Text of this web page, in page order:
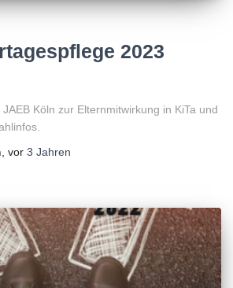
2023
Köln zur Elternmitwirkung in KiTa und
, vor 3 Jahren